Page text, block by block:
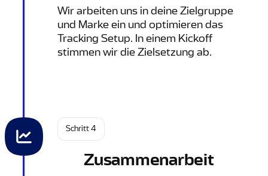
Wir arbeiten uns in deine Zielgruppe
und Marke ein und optimieren das
Tracking Setup. In einem Kickoff
stimmen wir die Zielsetzung ab.
Schritt 4
Zusammenarbeit